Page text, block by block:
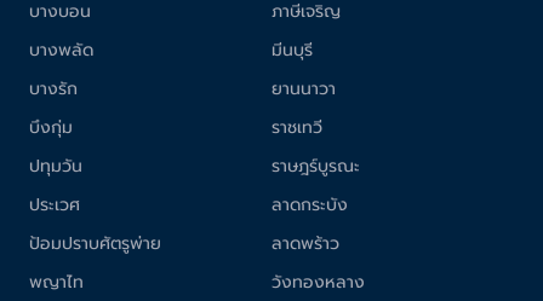
บางบอน
บางพลัด
บางรัก
บึงกุ่ม
ปทุมวัน
ประเวศ
ป้อมปราบศัตรูพ่าย
พญาไท
ภาษีเจริญ
มีนบุรี
ยานนาวา
ราชเทวี
ราษฎร์บูรณะ
ลาดกระบัง
ลาดพร้าว
วังทองหลาง